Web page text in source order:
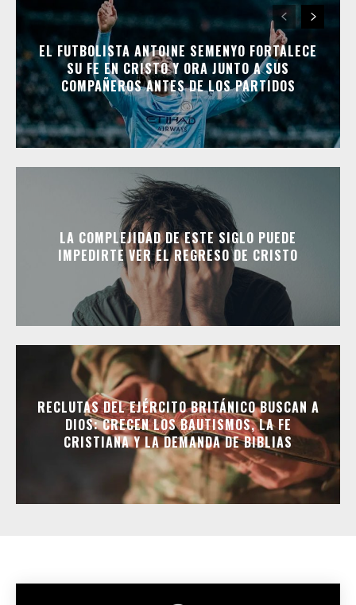
EL FUTBOLISTA ANTOINE SEMENYO FORTALECE
SU FE EN CRISTO Y ORA JUNTO A SUS
COMPAÑEROS ANTES DE LOS PARTIDOS
LA COMPLEJIDAD DE ESTE SIGLO PUEDE
IMPEDIRTE VER EL REGRESO DE CRISTO
RECLUTAS DEL EJÉRCITO BRITÁNICO BUSCAN A
DIOS: CRECEN LOS BAUTISMOS, LA FE
CRISTIANA Y LA DEMANDA DE BIBLIAS